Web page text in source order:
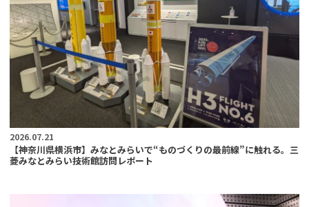
2026.07.21
【神奈川県横浜市】みなとみらいで“ものづくりの最前線”に触れる。三
菱みなとみらい技術館訪問レポート